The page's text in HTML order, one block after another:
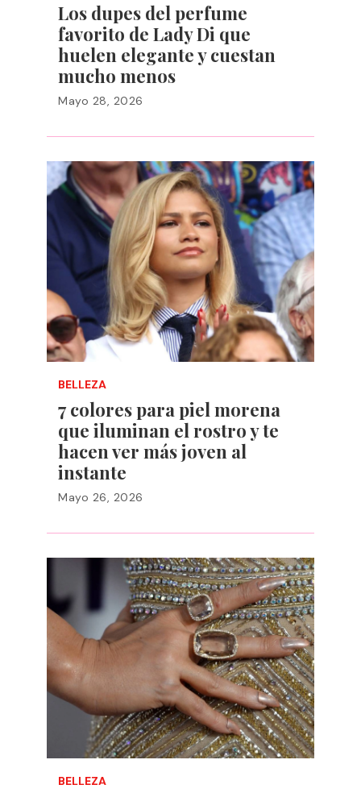
Los dupes del perfume
favorito de Lady Di que
huelen elegante y cuestan
mucho menos
Mayo 28, 2026
BELLEZA
7 colores para piel morena
que iluminan el rostro y te
hacen ver más joven al
instante
Mayo 26, 2026
BELLEZA